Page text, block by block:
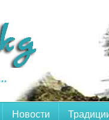
Новости